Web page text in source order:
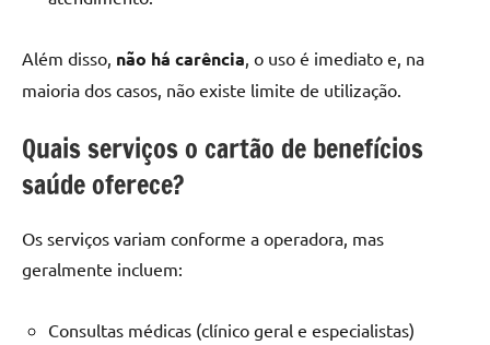
Além disso, não há carência, o uso é imediato e, na
maioria dos casos, não existe limite de utilização.
Quais serviços o cartão de benefícios
saúde oferece?
Os serviços variam conforme a operadora, mas
geralmente incluem:
Consultas médicas (clínico geral e especialistas)